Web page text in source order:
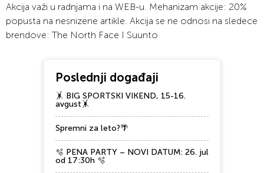
Akcija važi u radnjama i na WEB-u. Mehanizam akcije: 20%
popusta na nesnizene artikle. Akcija se ne odnosi na sledece
brendove: The North Face I Suunto
Poslednji događaji
🤸 BIG SPORTSKI VIKEND, 15-16.
avgust🤸
Spremni za leto?🌴
🫧 PENA PARTY – NOVI DATUM: 26. jul
od 17:30h 🫧